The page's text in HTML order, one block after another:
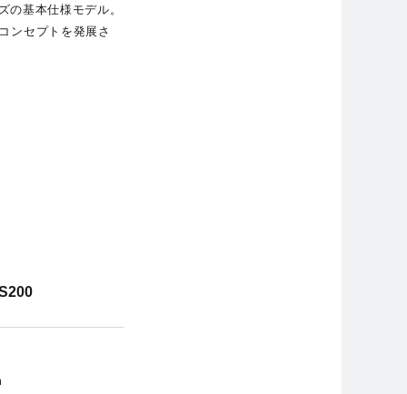
基本仕様モデル。
ンセプトを発展さ